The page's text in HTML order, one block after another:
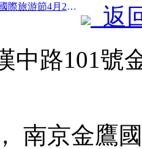
前一篇：江南文化藝術·國際旅游節4月25日啟幕
返
中路101號
南京金